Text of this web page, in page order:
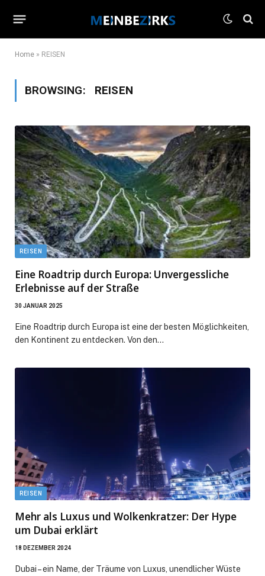
Home » REISEN
BROWSING: REISEN
REISEN
Eine Roadtrip durch Europa: Unvergessliche
Erlebnisse auf der Straße
30 JANUAR 2025
Eine Roadtrip durch Europa ist eine der besten Möglichkeiten,
den Kontinent zu entdecken. Von den…
REISEN
Mehr als Luxus und Wolkenkratzer: Der Hype
um Dubai erklärt
18 DEZEMBER 2024
Dubai – ein Name, der Träume von Luxus, unendlicher Wüste